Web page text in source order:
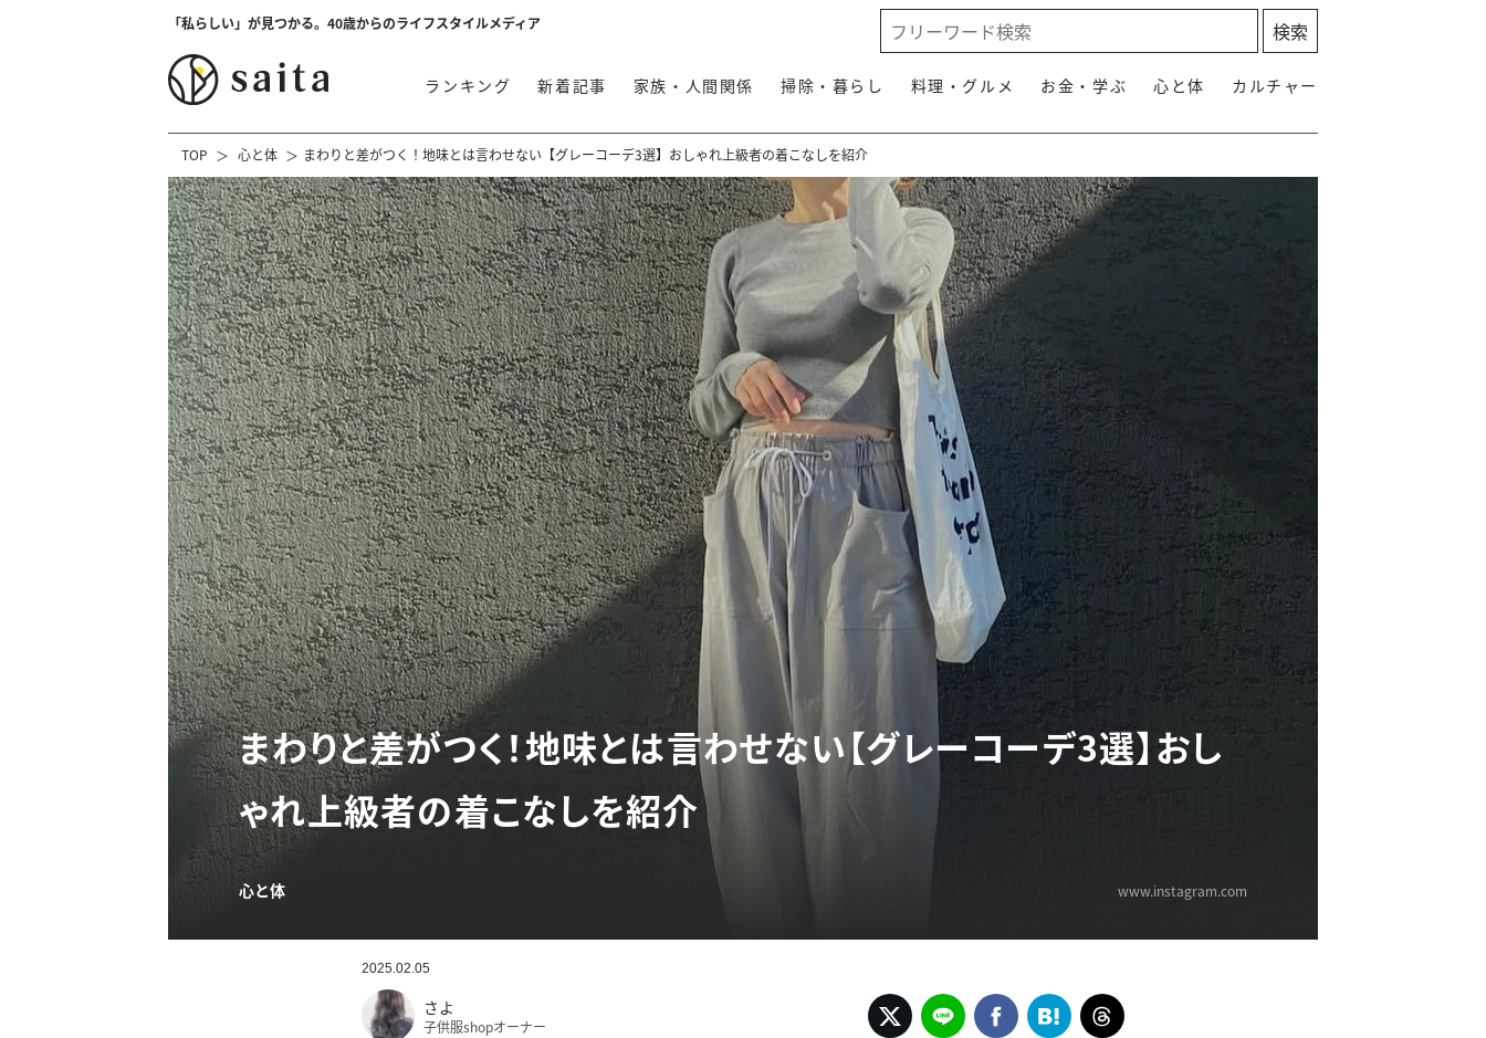
「私らしい」が見つかる。40歳からのライフスタイルメディア
ランキング 新着記事 家族・人間関係 掃除・暮らし 料理・グルメ お金・学ぶ 心と体 カルチャー
TOP 心と体 まわりと差がつく！地味とは言わせない【グレーコーデ3選】おしゃれ上級者の着こなしを紹介
まわりと差がつく！地味とは言わせない【グレーコーデ3選】おし
ゃれ上級者の着こなしを紹介
心と体 www.instagram.com
2025.02.05
さよ
子供服shopオーナー